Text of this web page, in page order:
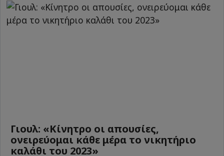
Γιουλ: «Κίνητρο οι απουσίες,
ονειρεύομαι κάθε μέρα το νικητήριο
καλάθι του 2023»